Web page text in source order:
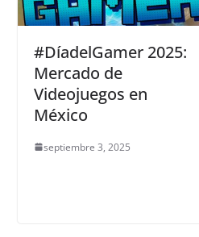
#DíadelGamer 2025:
Mercado de
Videojuegos en
México
septiembre 3, 2025